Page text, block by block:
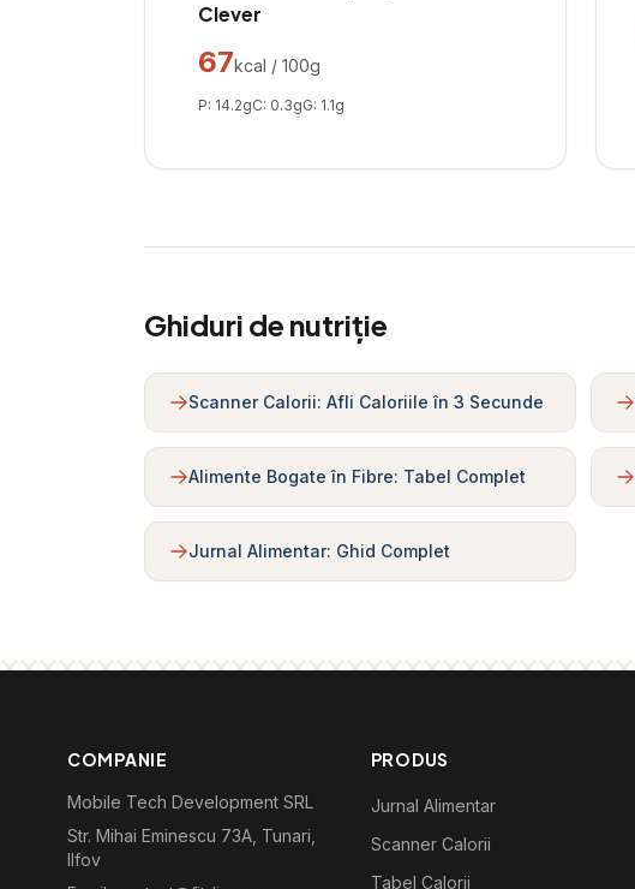
Clever
67kcal / 100g
P: 14.2gC: 0.3gG: 1.1g
Ghiduri de nutriție
Scanner Calorii: Afli Caloriile în 3 Secunde
Alimente Bogate în Fibre: Tabel Complet
Jurnal Alimentar: Ghid Complet
COMPANIE
Mobile Tech Development SRL
Str. Mihai Eminescu 73A, Tunari,
Ilfov
PRODUS
Jurnal Alimentar
Scanner Calorii
Tabel Calorii